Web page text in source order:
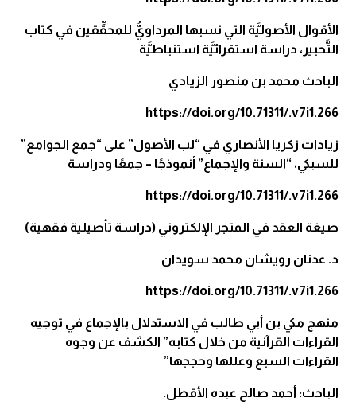
الأقوال الأصوليَّة التي نسبها المرداويُّ للمحقِّقين في كتاب
التَّحبير، دراسة استقرائيَّة استنباطيَّة
الباحث محمد بن منصور الزيادي
https://doi.org/10.71311/.v7i1.266
زيادات زكريا الأنصاري في “لب الأصول” على “جمع الجوامع”
للسبكي، “السنة والإجماع” أنموذجًا – جمعًا ودراسة
https://doi.org/10.71311/.v7i1.266
صيغة العقد في المتجر الإلكتروني (دراسة تأصيلية فقهية)
د. عدنان رويشان محمد سويدان
https://doi.org/10.71311/.v7i1.266
منهج مكي بن أبي طالب في الاستدلال بالإجماع في توجيه
القراءات القرآنية من خلال كتابه” الكشف عن وجوه
القراءات السبع وعللها وحججها”
الباحث: أحمد صالح عبده الأقطل.